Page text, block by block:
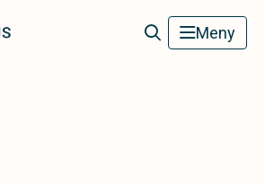
Hallsénius Begravningsbyrå Meny